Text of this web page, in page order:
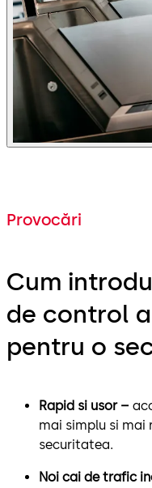
Provocări
Cum
de control
pentru o
Rapid si usor –
mai simplu si
securitatea.
Noi cai de trafic